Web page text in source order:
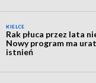
KIELCE
Rak płuca przez lata
Nowy program ma
istnień